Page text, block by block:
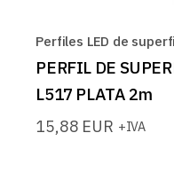
Perfiles LED de
PERFIL DE
L517 PLATA 2m
15,88 EUR +IVA